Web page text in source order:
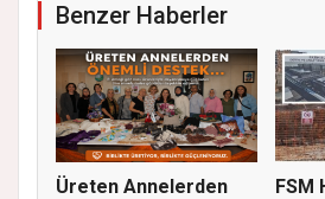
Benzer Haberler
Üreten Annelerden
FSM